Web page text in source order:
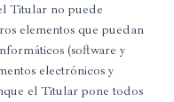
Titular no puede
elementos que puedan
(software y
electrónicos y
el Titular pone todos